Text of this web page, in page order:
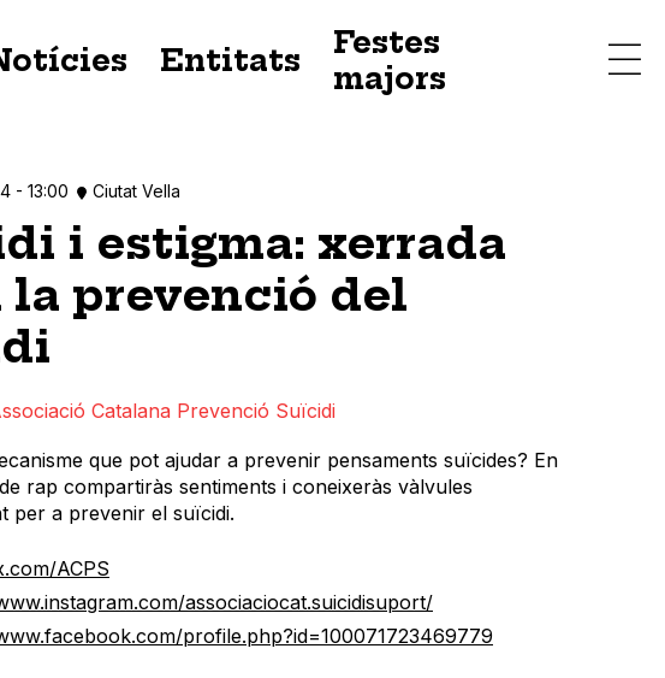
Entitats
Festes
majors
- 13:00 Ciutat Vella
i estigma: xerrada
la prevenció del
Catalana Prevenció Suïcidi
que pot ajudar a prevenir pensaments suïcides? En
rap compartiràs sentiments i coneixeràs vàlvules
per a prevenir el suïcidi.
ACPS
associaciocat.suicidisuport/
profile.php?id=100071723469779